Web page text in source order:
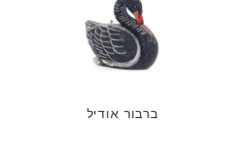
ברבור אודיל